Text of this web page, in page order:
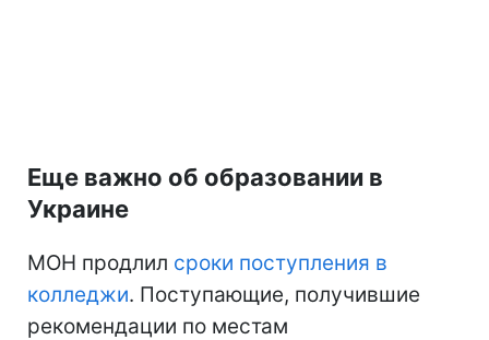
Еще важно об образовании в
Украине
МОН продлил сроки поступления в
колледжи. Поступающие, получившие
рекомендации по местам